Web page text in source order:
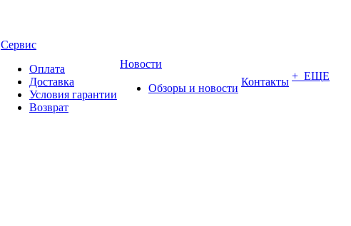
Сервис
Оплата
Доставка
Условия гарантии
Возврат
Новости
Обзоры и новости
Контакты + ЕЩЕ